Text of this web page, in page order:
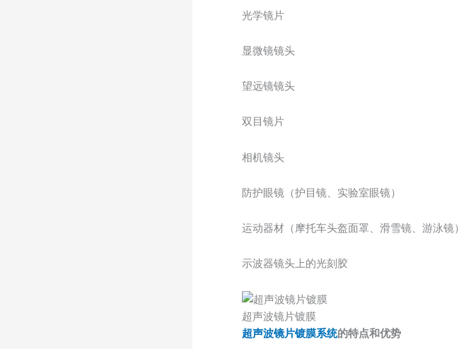
光学镜片
显微镜镜头
望远镜镜头
双目镜片
相机镜头
防护眼镜（护目镜、实验室眼镜）
运动器材（摩托车头盔面罩、滑雪镜、游泳镜）
示波器镜头上的光刻胶
超声波镜片镀膜
超声波镜片镀膜系统的特点和优势